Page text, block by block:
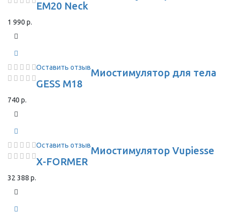
EM20 Neck
1 990 р.
Оставить отзывМиостимулятор для тела
GESS M18
740 р.
Оставить отзывМиостимулятор Vupiesse
X-FORMER
32 388 р.